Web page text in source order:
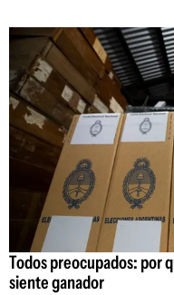
Todos preocupados: por
siente ganador